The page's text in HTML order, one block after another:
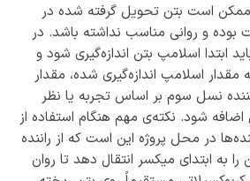
ممکن است بتن تحویل گرفته شده در
و روانی مناسب نداشته باشد. در
ابتدا اسلامپ بتن اندازه‌گیری شود و
اسلامپ اندازه‌گیری شده، مقدار
نسل سوم بر اساس تجربه یا نظر
شود. نکته‌ی مهم هنگام استفاده از
در محل پروژه این است که از راننده
به ابتدای میکسر انتقال دهد تا روان